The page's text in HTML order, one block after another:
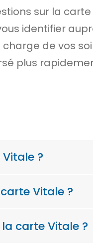
sur la
identifier
de vos
plus
?
Vitale ?
carte Vitale ?